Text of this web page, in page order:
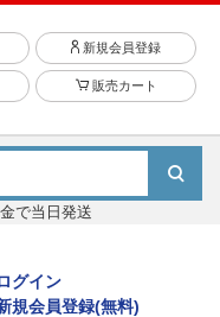
新規会員登録
販売カート
で当日発送
グイン
規会員登録(無料)